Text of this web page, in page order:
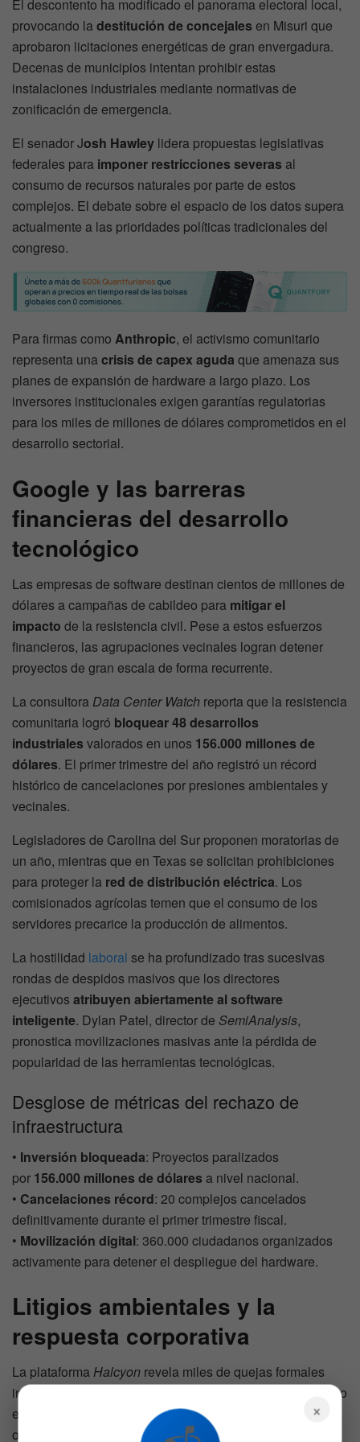
El descontento ha modificado el panorama electoral local,
provocando ladestitución de concejales en Misuri que
aprobaron licitaciones energéticas de gran envergadura.
Decenas de municipios intentan prohibir estas
instalaciones industriales mediante normativas de
zonificación de emergencia.
El senador Josh Hawley lidera propuestas legislativas
federales para imponer restricciones severas al
consumo de recursos naturales por parte de estos
complejos. El debate sobre el espacio de los datos supera
actualmente a las prioridades políticas tradicionales del
congreso.
Para firmas como Anthropic, el activismo comunitario
representa unacrisis de capex aguda que amenaza sus
planes de expansión de hardware a largo plazo. Los
inversores institucionales exigen garantías regulatorias
para los miles de millones de dólares comprometidos en el
desarrollo sectorial.
Google y las barreras
financieras del desarrollo
tecnológico
Las empresas de software destinan cientos de millones de
dólares a campañas de cabildeo para mitigar el
impacto de la resistencia civil. Pese a estos esfuerzos
financieros, las agrupaciones vecinales logran detener
proyectos de gran escala de forma recurrente.
La consultora Data Center Watch reporta que la resistencia
comunitaria logró bloquear 48 desarrollos
industriales valorados en unos 156.000 millones de
dólares. El primer trimestre del año registró un récord
histórico de cancelaciones por presiones ambientales y
vecinales.
Legisladores de Carolina del Sur proponen moratorias de
un año, mientras que en Texas se solicitan prohibiciones
para proteger la red de distribución eléctrica. Los
comisionados agrícolas temen que el consumo de los
servidores precarice la producción de alimentos.
La hostilidad laboral se ha profundizado tras sucesivas
rondas de despidos masivos que los directores
ejecutivosatribuyen abiertamente al software
inteligente. Dylan Patel, director de SemiAnalysis,
pronostica movilizaciones masivas ante la pérdida de
popularidad de las herramientas tecnológicas.
Desglose de métricas del rechazo de
infraestructura
• Inversión bloqueada: Proyectos paralizados
por 156.000 millones de dólares a nivel nacional.
• Cancelaciones récord: 20 complejos cancelados
definitivamente durante el primer trimestre fiscal.
• Movilización digital: 360.000 ciudadanos organizados
activamente para detener el despliegue del hardware.
Litigios ambientales y la
respuesta corporativa
La plataformaHalcyon revela miles de quejas formales
interpuestas por ciudadanos contra contratos de suministro
eléctrico de firmas como Oracle(ORCL
). Los usuarios se
oponen al desvío de recursos energéticos públicos hacia
×